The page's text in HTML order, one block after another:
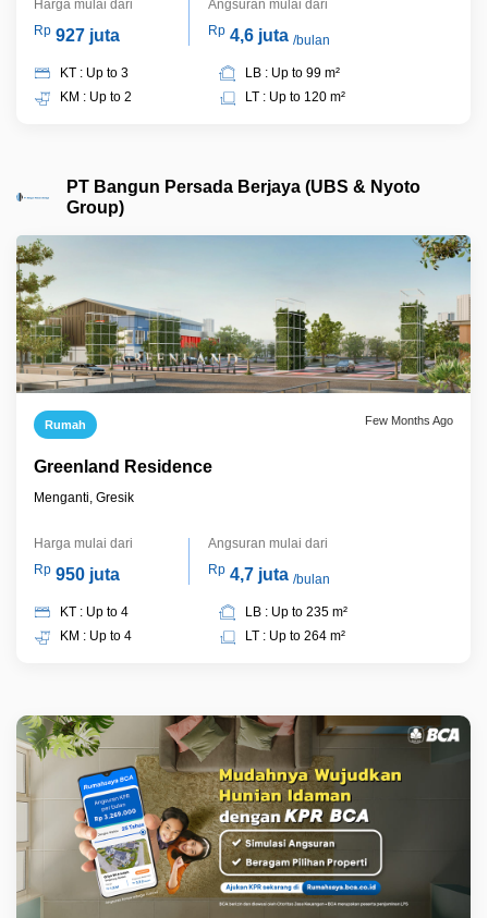
Harga mulai dari
Rp 927 juta
Angsuran mulai dari
Rp 4,6 juta /bulan
KT : Up to 3
KM : Up to 2
LB : Up to 99 m²
LT : Up to 120 m²
PT Bangun Persada Berjaya (UBS & Nyoto
Group)
Rumah Few Months Ago
Greenland Residence
Menganti, Gresik
Harga mulai dari
Rp 950 juta
Angsuran mulai dari
Rp 4,7 juta /bulan
KT : Up to 4
KM : Up to 4
LB : Up to 235 m²
LT : Up to 264 m²